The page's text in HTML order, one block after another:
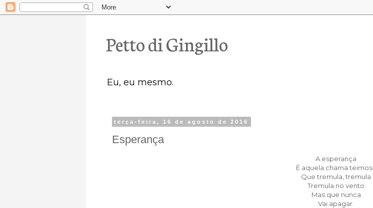
Petto di Gingillo
Eu, eu mesmo.
terça-feira, 16 de agosto de 2016
Esperança
A esperança
É aquela chama
Que tremula, tremula
Tremula no vento
Mas que nunca
Vai apagar.